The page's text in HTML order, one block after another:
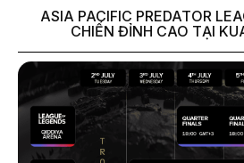
ASIA PACIFIC PREDATOR
CHIẾN ĐỈNH CAO TẠI